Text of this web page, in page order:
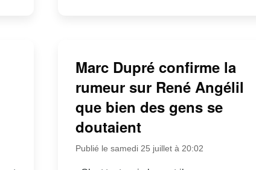
Marc Dupré confirme la
rumeur sur René Angélil
que bien des gens se
doutaient
Publié le samedi 25 juillet à 20:02